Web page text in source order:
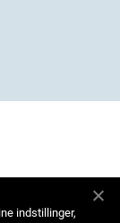
indstillinger,